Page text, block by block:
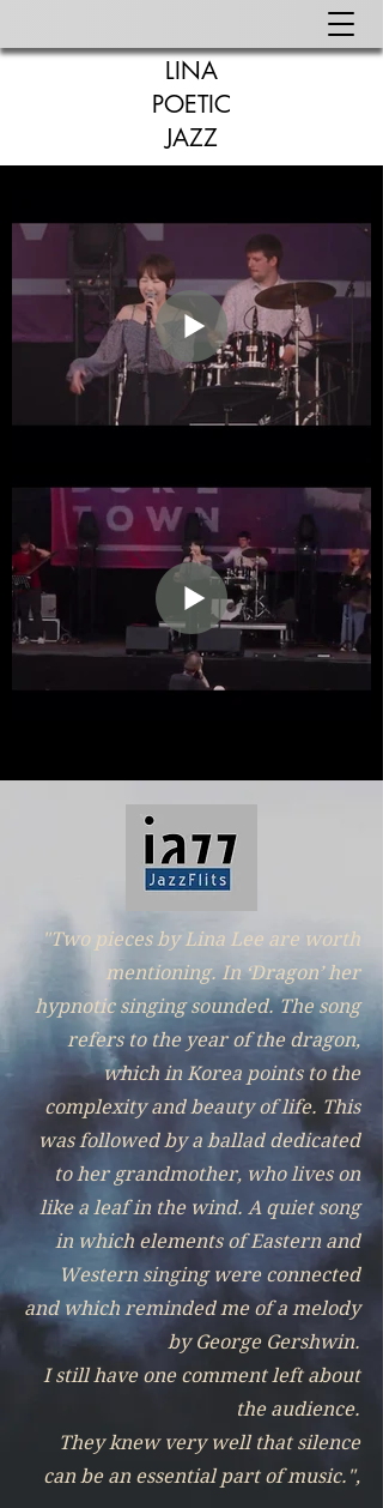
LINA
POETIC
JAZZ
"Two pieces by Lina Lee are worth
mentioning. In ‘Dragon’ her
hypnotic singing sounded. The song
refers to the year of the dragon,
which in Korea points to the
complexity and beautyof life. This
was followed by a ballad dedicated
to her grandmother, who lives on
like a leaf in the wind. A quiet song
in which elements of Eastern and
Western singing were connected
and which reminded me of a melody
by George Gershwin.
I still have one comment left about
the audience.
They knew very well that silence
can be an essential part of music.",